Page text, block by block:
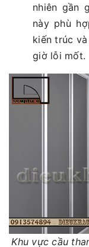
nhiên gần
này phù
kiến trúc
giờ lỗi mốt.
Khu vực cầu